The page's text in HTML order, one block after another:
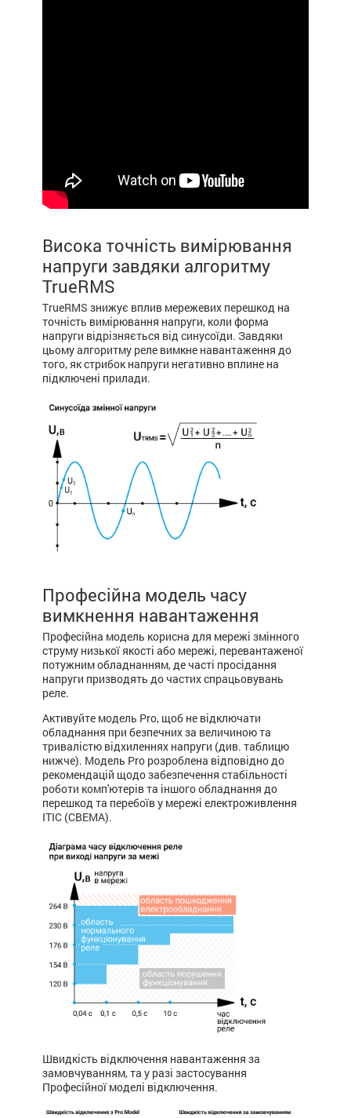
Висока точність вимірювання
напруги завдяки алгоритму
TrueRMS
TrueRMS знижує вплив мережевих перешкод на
точність вимірювання напруги, коли форма
напруги відрізняється від синусоїди. Завдяки
цьому алгоритму реле вимкне навантаження до
того, як стрибок напруги негативно вплине на
підключені прилади.
Професійна модель часу
вимкнення навантаження
Професійна модель корисна для мережі змінного
струму низької якості або мережі, перевантаженої
потужним обладнанням, де часті просідання
напруги призводять до частих спрацьовувань
реле.
Активуйте модель Pro, щоб не відключати
обладнання при безпечних за величиною та
тривалістю відхиленнях напруги (див. таблицю
нижче). Модель Pro розроблена відповідно до
рекомендацій щодо забезпечення стабільності
роботи комп'ютерів та іншого обладнання до
перешкод та перебоїв у мережі електроживлення
ITIC (CBEMA).
Швидкість відключення навантаження за
замовчуванням, та у разі застосування
Професійної моделі відключення.